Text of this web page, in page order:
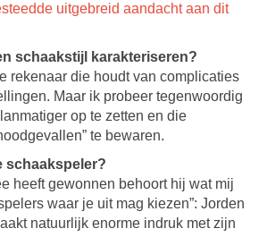
uitgebreid aandacht aan dit
schaakstijl karakteriseren?
rekenaar die houdt van complicaties
Maar ik probeer tegenwoordig
op te zetten en die
te bewaren.
schaakspeler?
heeft gewonnen behoort hij wat mij
waar je uit mag kiezen”: Jorden
natuurlijk enorme indruk met zijn